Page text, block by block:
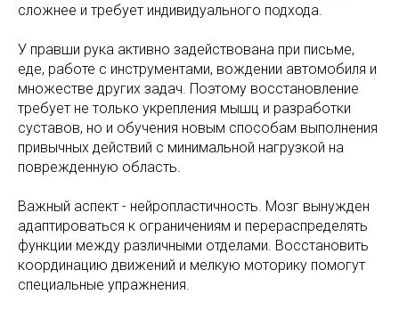
сложнее и требует индивидуального подхода.
У правши рука активно задействована при письме,
еде, работе с инструментами, вождении автомобиля и
множестве других задач. Поэтому восстановление
требует не только укрепления мышц и разработки
суставов, но и обучения новым способам выполнения
привычных действий с минимальной нагрузкой на
поврежденную область.
Важный аспект - нейропластичность. Мозг вынужден
адаптироваться к ограничениям и перераспределять
функции между различными отделами. Восстановить
координацию движений и мелкую моторику помогут
специальные упражнения.